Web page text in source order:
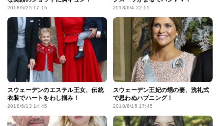
2018/5/25 17:15 2018/6/4 22:15
スウェーデンのエステル王女、伝統
衣装でハートをわし掴み！
2018/6/13 14:45
スウェーデン王妃の甥の妻、洗礼式
で思わぬハプニング！
2018/6/15 17:45